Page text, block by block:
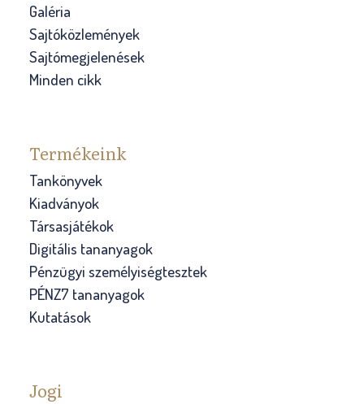
Galéria
Sajtóközlemények
Sajtómegjelenések
Minden cikk
Termékeink
Tankönyvek
Kiadványok
Társasjátékok
Digitális tananyagok
Pénzügyi személyiségtesztek
PÉNZ7 tananyagok
Kutatások
Jogi